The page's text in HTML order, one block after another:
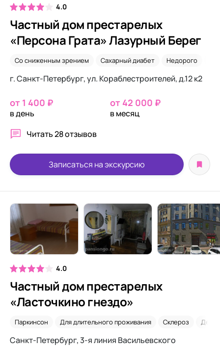
4.0
Частный дом престарелых
«Персона Грата» Лазурный Берег
Со сниженным зрением Сахарный диабет Недорого
г. Санкт-Петербург, ул. Кораблестроителей, д.12 к2
от 1 400 ₽
в день
от 42 000 ₽
в месяц
Читать28 отзывов
Записаться на экскурсию
4.0
Частный дом престарелых
«Ласточкино гнездо»
Паркинсон Для длительного проживания Склероз
Санкт-Петербург, 3-я линия Васильевского